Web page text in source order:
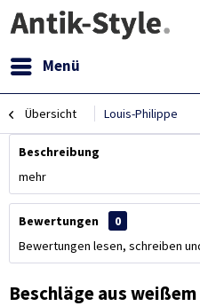
Menü
Übersicht Louis-Philippe
Beschreibung
mehr
Bewertungen
0
Bewertungen lesen, schreiben
Beschläge aus